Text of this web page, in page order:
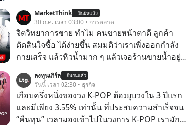
ลงทุน AI อย่างต่อเนื่อง ซึ่งต้องการโครงสร้างพื้น
ฐานด้าน AI จำนวนมาก ตั้งแต่เมโมรีชิป เก็บข้อมูล
ยันระบบไฟฟ้า และระบายความร้อน
MarketThink ยืนยันแล้ว
30 ก.ค. เวลา 03:00 • การตลาด
จิตวิทยาการขาย ทำไม คนขายหน้าตาดี ลูกค้า
ตัดสินใจซื้อ ได้ง่ายขึ้น สมมติว่าเราเพิ่งออกกำลัง
กายเสร็จ แล้วหิวน้ำมาก ๆ แล้วเจอร้านขายน้ำอยู่
ลงทุนเกิร์ล ยืนยันแล้ว
วันนี้ เวลา 02:30 • ธุรกิจ
เกือบครึ่งหนึ่งของวง K-POP ต้องยุบวงใน 3 ปีแรก
และมีเพียง 3.55% เท่านั้น ที่ประสบความสำเร็จจน
“คืนทุน” เวลามองเข้าไปในวงการ K-POP เรามักจะ